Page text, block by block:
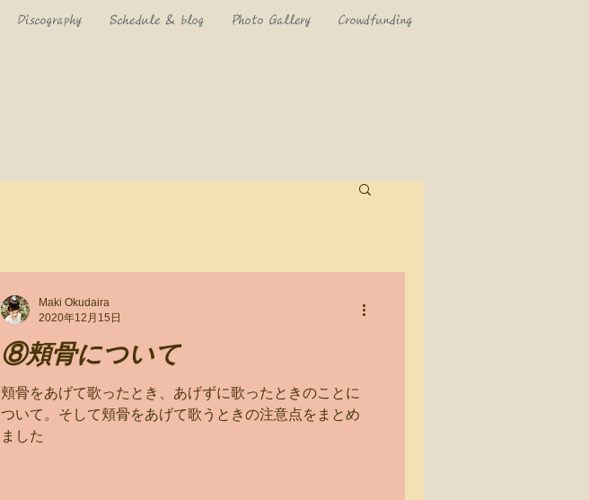
Discography Schedule & blog Photo Gallery Crowdfunding
⑧頬骨について
頬骨をあげて歌ったとき、あげずに歌ったときのことに
ついて。そして頬骨をあげて歌うときの注意点をまとめ
ました
Maki Okudaira
2020年12月15日